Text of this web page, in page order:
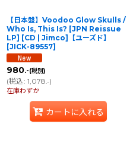
【日本盤】Voodoo Glow Skulls /
Who Is, This Is? [JPN Reissue
LP] [CD | Jimco]【ユーズド】
[JICK-89557]
980.-(税別)
(税込: 1,078.-)
在庫わずか
カートに入れる